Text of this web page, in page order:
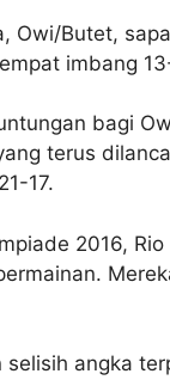
Butet,
imbang
bagi
terus
17.
2016,
angka